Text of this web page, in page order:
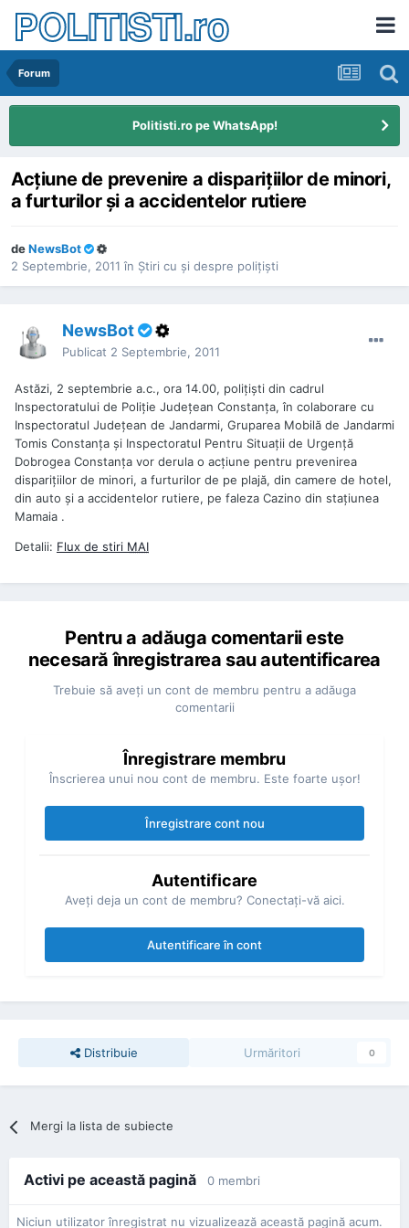
POLITISTI.ro
Forum
Politisti.ro pe WhatsApp!
Acţiune de prevenire a dispariţiilor de minori,
a furturilor şi a accidentelor rutiere
deNewsBot
2 Septembrie, 2011 în Ştiri cu şi despre poliţişti
NewsBot
Publicat 2 Septembrie, 2011
Astăzi, 2 septembrie a.c., ora 14.00, poliţişti din cadrul
Inspectoratului de Poliţie Judeţean Constanţa, în colaborare cu
Inspectoratul Judeţean de Jandarmi, Gruparea Mobilă de Jandarmi
Tomis Constanţa şi Inspectoratul Pentru Situaţii de Urgenţă
Dobrogea Constanţa vor derula o acţiune pentru prevenirea
dispariţiilor de minori, a furturilor de pe plajă, din camere de hotel,
din auto şi a accidentelor rutiere, pe faleza Cazino din staţiunea
Mamaia .
Detalii: Flux de stiri MAI
Pentru a adăuga comentarii este
necesară înregistrarea sau autentificarea
Trebuie să aveţi un cont de membru pentru a adăuga
comentarii
Înregistrare membru
Înscrierea unui nou cont de membru. Este foarte uşor!
Înregistrare cont nou
Autentificare
Aveţi deja un cont de membru? Conectaţi-vă aici.
Autentificare în cont
Distribuie Urmăritori 0
Mergi la lista de subiecte
Activi pe această pagină 0 membri
Niciun utilizator înregistrat nu vizualizează această pagină acum.